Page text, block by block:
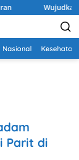
Wujudkan Drainase
Nasional Kesehatan
Parit di